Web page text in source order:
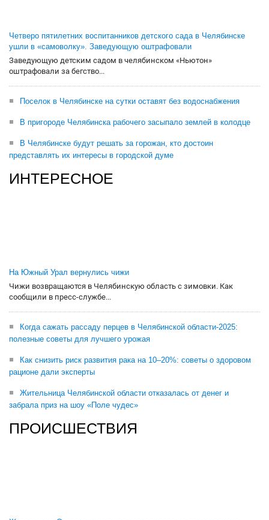
Четверо пятилетних воспитанников детского сада в Челябинске
ушли в «самоволку». Заведующую оштрафовали
Заведующую детским садом в челябинском «Ньютон»
оштрафовали за бегство...
Поселок в Челябинске на сутки оставят без водоснабжения
В пригороде Челябинска рабочего засыпало землей в колодце
В Челябинске будут решать за горожан, кто достоин
представлять их интересы в городской думе
ИНТЕРЕСНОЕ
На Южный Урал вернулись чижи
Чижи возвращаются в Челябинскую область с зимовки. Как
сообщили в пресс-службе...
Когда сажать рассаду перцев в Челябинской области-2025:
полезные советы для лучшего урожая
Как снизить риск развития рака на 10–20%: советы о здоровом
рационе дали эксперты
Жительница Челябинской области отказалась от денег и
забрала приз на шоу «Поле чудес»
ПРОИСШЕСТВИЯ